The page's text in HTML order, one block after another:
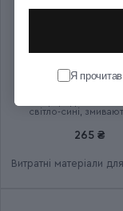
світло-сині,
265 ₴
Витратні матеріали
Я прочитав